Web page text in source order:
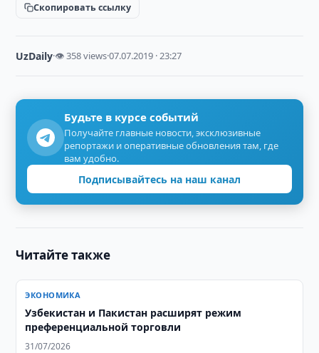
Скопировать ссылку
UzDaily·👁 358 views·07.07.2019 · 23:27
Будьте в курсе событий
Получайте главные новости, эксклюзивные
репортажи и оперативные обновления там, где
вам удобно.
Подписывайтесь на наш канал
Читайте также
ЭКОНОМИКА
Узбекистан и Пакистан расширят режим
преференциальной торговли
31/07/2026